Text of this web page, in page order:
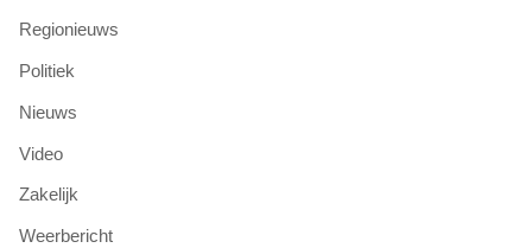
Regionieuws
Politiek
Nieuws
Video
Zakelijk
Weerbericht